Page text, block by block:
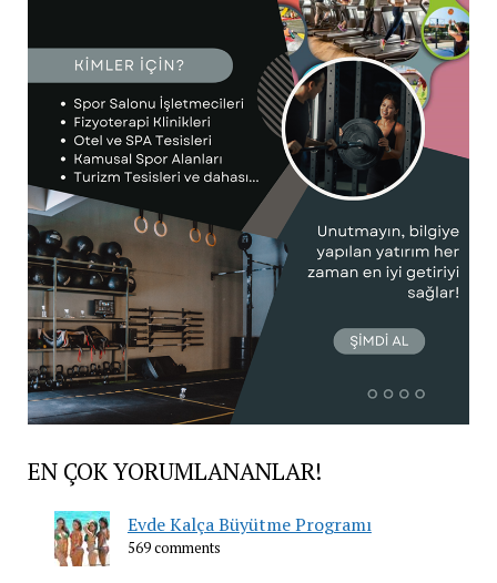
EN ÇOK YORUMLANANLAR!
Evde Kalça Büyütme Programı
569 comments